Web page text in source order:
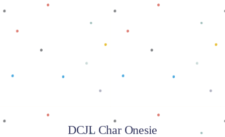
Baca selengkapnya
DCJL Char Onesie